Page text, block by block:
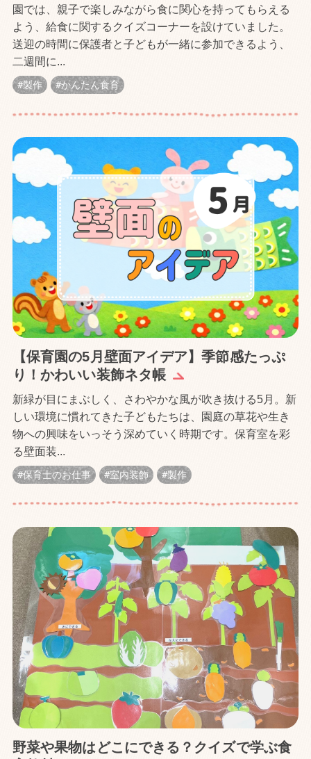
園では、親子で楽しみながら食に関心を持ってもらえる
よう、給食に関するクイズコーナーを設けていました。
送迎の時間に保護者と子どもが一緒に参加できるよう、
二週間に...
製作 かんたん食育
【保育園の5月壁面アイデア】季節感たっぷ
り！かわいい装飾ネタ帳
新緑が目にまぶしく、さわやかな風が吹き抜ける5月。新
しい環境に慣れてきた子どもたちは、園庭の草花や生き
物への興味をいっそう深めていく時期です。保育室を彩
る壁面装...
保育士のお仕事 室内装飾 製作
野菜や果物はどこにできる？クイズで学ぶ食